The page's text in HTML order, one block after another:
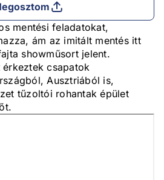
mentési feladatokat,
ám az imitált mentés itt
showműsort jelent.
csapatok
Ausztriából is,
tűzoltói rohantak épület